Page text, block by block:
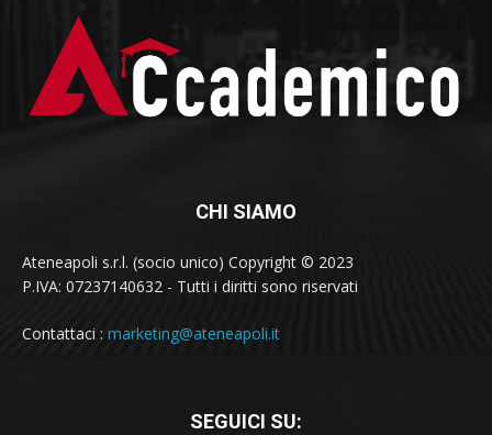
CHI SIAMO
Ateneapoli s.r.l. (socio unico) Copyright © 2023
P.IVA: 07237140632 - Tutti i diritti sono riservati
Contattaci : marketing@ateneapoli.it
SEGUICI SU: